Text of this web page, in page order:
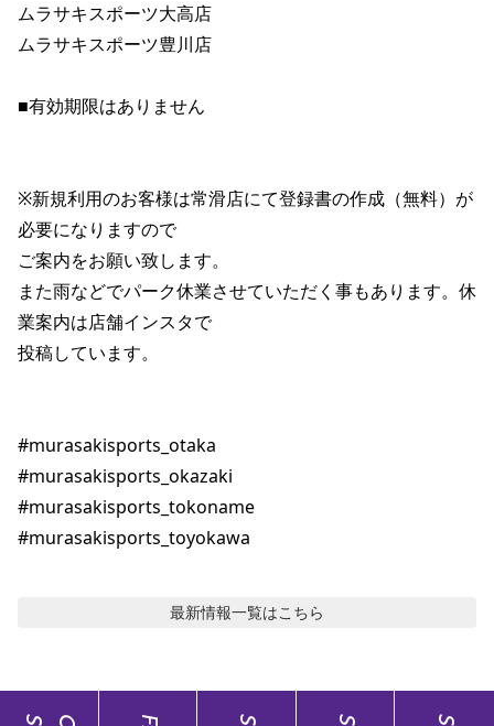
ムラサキスポーツ大高店
ムラサキスポーツ豊川店
■有効期限はありません
※新規利用のお客様は常滑店にて登録書の作成（無料）が
必要になりますので
ご案内をお願い致します。
また雨などでパーク休業させていただく事もあります。休
業案内は店舗インスタで
投稿しています。
#murasakisports_otaka
#murasakisports_okazaki
#murasakisports_tokoname
#murasakisports_toyokawa
最新情報一覧はこちら